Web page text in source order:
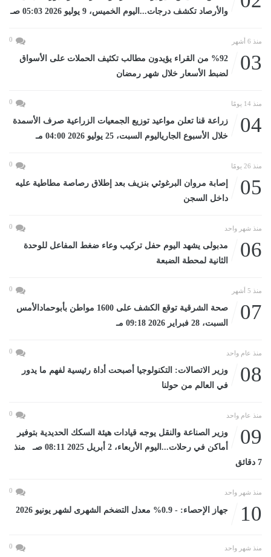
والأرصاد تكشف درجات...اليوم الخميس، 9 يوليو 2026 05:03 صـ
منذ 6 أشهر 0
03
%92 من القراء يؤيدون مطالب تكثيف الحملات على الأسواق
لضبط الأسعار خلال شهر رمضان
منذ 14 يومًا 0
04
زراعة قنا تعلن مواعيد توزيع الجمعيات الزراعية صرف الأسمدة
خلال الأسبوع الجارياليوم السبت، 25 يوليو 2026 04:00 مـ
منذ 26 يومًا 0
05
إصابة مروان البرغوثي بنزيف بعد إطلاق رصاصة مطاطية عليه
داخل السجن
منذ شهر واحد 0
06
مدبولى يشهد اليوم حفل تركيب وعاء ضغط المفاعل للوحدة
الثانية لمحطة الضبعة
منذ 5 أشهر 0
07
صحة الشرقية توقع الكشف على 1600 مواطن بأبوحمادالأمس
السبت، 28 فبراير 2026 09:18 مـ
منذ عام واحد 0
08
وزير الاتصالات: التكنولوجيا أصبحت أداة رئيسية لفهم ما يدور
في العالم من حولنا
منذ عام واحد 0
09
وزير الصناعة والنقل يوجه قيادات هيئة السكك الحديدية بتوفير
أماكن في رحلات...اليوم الأربعاء، 2 أبريل 2025 08:11 صـ منذ
7 دقائق
منذ شهر واحد 0
10 جهاز الإحصاء: - 0.9% معدل التضخم الشهرى لشهر يونيو 2026
منذ شهر واحد 0